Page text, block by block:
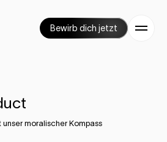
Bewirb dich jetzt
moralischer Kompass